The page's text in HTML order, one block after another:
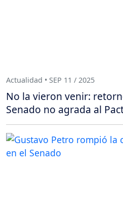
Actualidad • SEP 11 / 2025
No la vieron venir:
Senado no agrada al